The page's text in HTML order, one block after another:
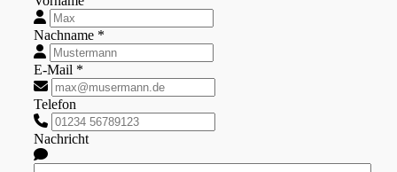
Nachname *
E-Mail *
Telefon
Nachricht